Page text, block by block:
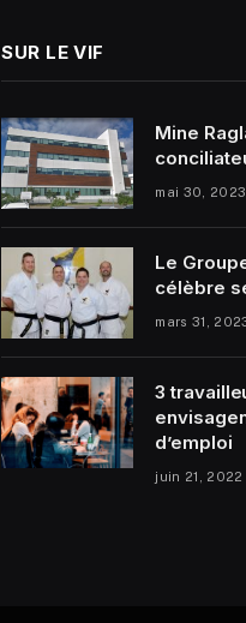
SUR LE VIF
Mine
mai 30, 2023
Le
célèbre
mars 31,
3
d’emploi
juin 21, 2022